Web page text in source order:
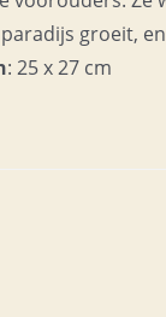
groeit,
: 25 x 27 cm